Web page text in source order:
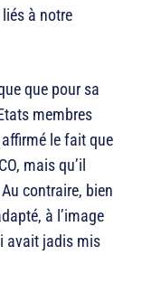
à notre
que pour sa
membres
le fait que
mais qu’il
contraire, bien
à l’image
avait jadis mis